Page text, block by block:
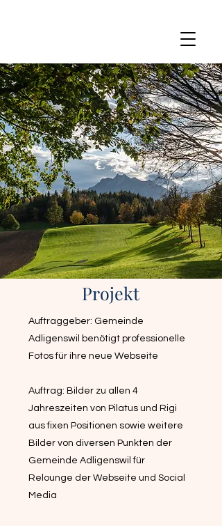
Projekt
Auftraggeber: Gemeinde
Adligenswil benötigt professionelle
Fotos für ihre neue Webseite
Auftrag: Bilder zu allen 4
Jahreszeiten von Pilatus und Rigi
aus fixen Positionen sowie weitere
Bilder von diversen Punkten der
Gemeinde Adligenswil für
Relounge der Webseite und Social
Media